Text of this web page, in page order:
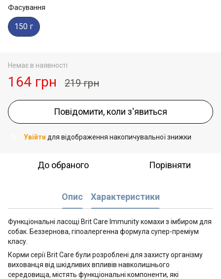
Фасування
150 г
Немає в наявності
164 грн 219 грн
Повідомити, коли з'явиться
Увійти для відображення накопичувальної знижки
До обраного Порівняти
Опис Характеристики
Функціональні ласощі Brit Care Immunity комахи з імбиром для
собак. Беззернова, гіпоалергенна формула супер-преміум
класу.
Корми серії Brit Care були розроблені для захисту організму
вихованця від шкідливих впливів навколишнього
середовища, містять функціональні компоненти, які